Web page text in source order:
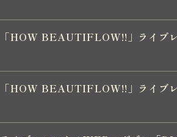
「HOW BEAUTIFLOW!!」ライブ
「HOW BEAUTIFLOW!!」ライブ